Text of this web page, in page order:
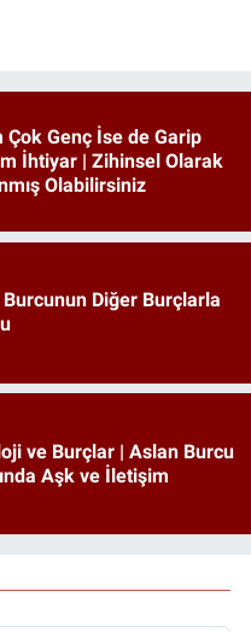
Çok Genç İse de Garip
İhtiyar | Zihinsel Olarak
Olabilirsiniz
Diğer Burçlarla
ve Burçlar | Aslan Burcu
Aşk ve İletişim